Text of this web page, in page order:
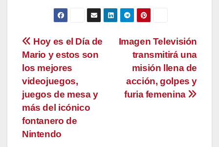
Navegación
de
entradas
Imagen Televisión
transmitirá una
misión llena de
acción, golpes y
furia femenina
Hoy es el Día de
Mario y estos son
los mejores
videojuegos,
juegos de mesa y
más del icónico
fontanero de
Nintendo